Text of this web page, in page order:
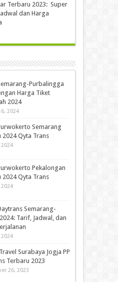
Terbaru 2023: Super
dan Harga
Purbalingga
Harga Tiket
2024
2024
Semarang
2024 Qyta Trans
Pekalongan
2024 Qyta Trans
Semarang-
Tarif, Jadwal, dan
Surabaya Jogja PP
Terbaru 2023
26, 2023